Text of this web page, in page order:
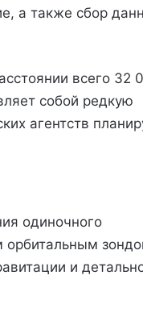
а также сбор
всего 32
собой редкую
агентств
одиночного
орбитальным
и